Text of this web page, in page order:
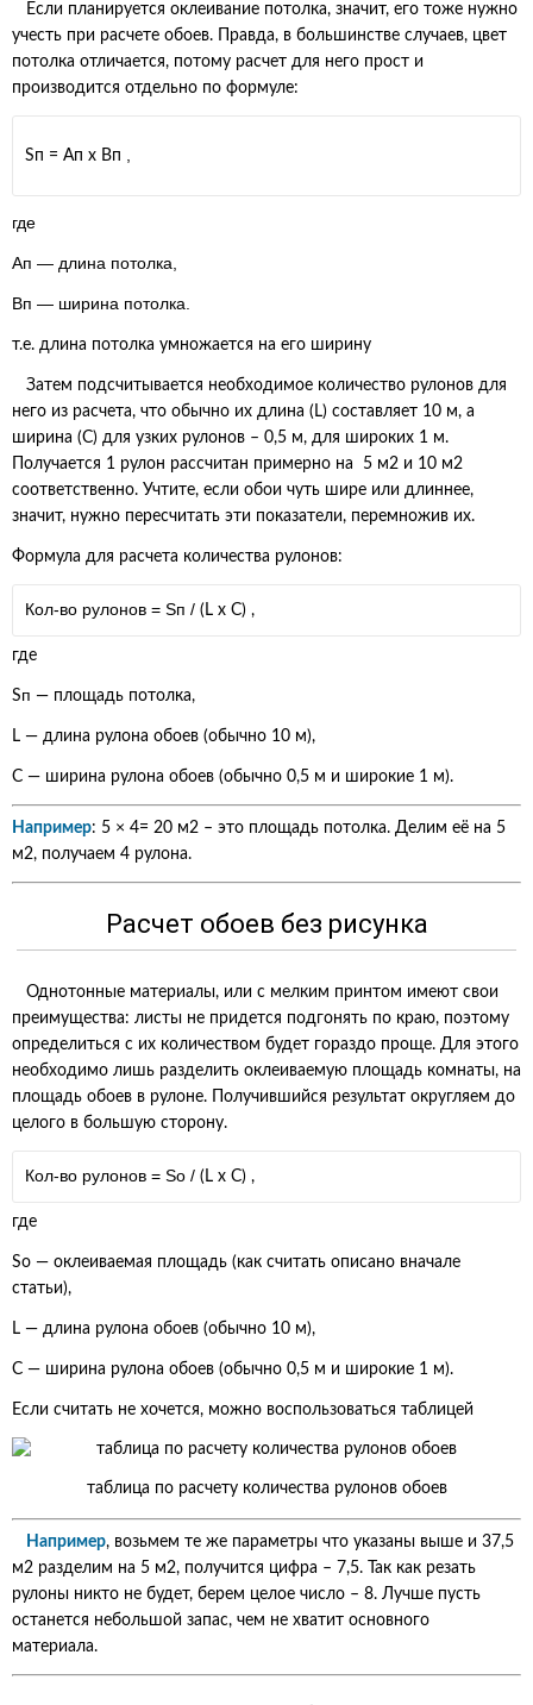
Если планируется оклеивание потолка, значит, его тоже нужно
учесть при расчете обоев. Правда, в большинстве случаев, цвет
потолка отличается, потому расчет для него прост и
производится отдельно по формуле:
Sп = Aп х Bп
где
Aп — длина потолка,
Bп — ширина потолка.
т.е. длина потолка умножается на его ширину
Затем подсчитывается необходимое количество рулонов для
него из расчета, что обычно их длина (L) составляет 10 м, а
ширина (C) для узких рулонов – 0,5 м, для широких 1 м.
Получается 1 рулон рассчитан примерно на 5 м2 и 10 м2
соответственно. Учтите, если обои чуть шире или длиннее,
значит, нужно пересчитать эти показатели, перемножив их.
Формула для расчета количества рулонов:
Кол-во рулонов = Sп / (L x C) ,
где
Sп — площадь потолка,
L — длина рулона обоев (обычно 10 м),
С — ширина рулона обоев (обычно 0,5 м и широкие 1 м).
Например: 5 × 4= 20 м2 – это площадь потолка. Делим её на 5
м2, получаем 4 рулона.
Расчет обоев без рисунка
Однотонные материалы, или с мелким принтом имеют свои
преимущества: листы не придется подгонять по краю, поэтому
определиться с их количеством будет гораздо проще. Для этого
необходимо лишь разделить оклеиваемую площадь комнаты, на
площадь обоев в рулоне. Получившийся результат округляем до
целого в большую сторону.
Кол-во рулонов = Sо / (L x C) ,
где
Sо — оклеиваемая площадь (как считать описано вначале
статьи),
L — длина рулона обоев (обычно 10 м),
С — ширина рулона обоев (обычно 0,5 м и широкие 1 м).
Если считать не хочется, можно воспользоваться таблицей
таблица по расчету количества рулонов обоев
Например, возьмем те же параметры что указаны выше и 37,5
м2 разделим на 5 м2, получится цифра – 7,5. Так как резать
рулоны никто не будет, берем целое число – 8. Лучше пусть
останется небольшой запас, чем не хватит основного
материала.